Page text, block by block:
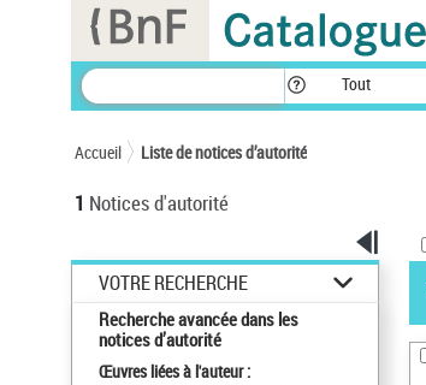
Tout
Accueil Liste de notices d’autorité
1 Notices d'autorité
VOTRE RECHERCHE
Recherche avancée dans les
notices d’autorité
Œuvres liées à l'auteur :
Panneau de gestion des cookies